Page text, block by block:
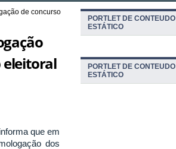
de concurso
eleitoral
que em
dos
PORTLET DE CONTEUDO
ESTÁTICO
PORTLET DE CONTEUDO
ESTÁTICO